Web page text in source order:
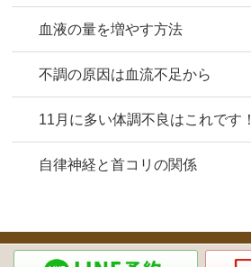
血液の量を増やす方法
不調の原因は血流不足から
11月に多い体調不良はこれです！
自律神経と首コリの関係